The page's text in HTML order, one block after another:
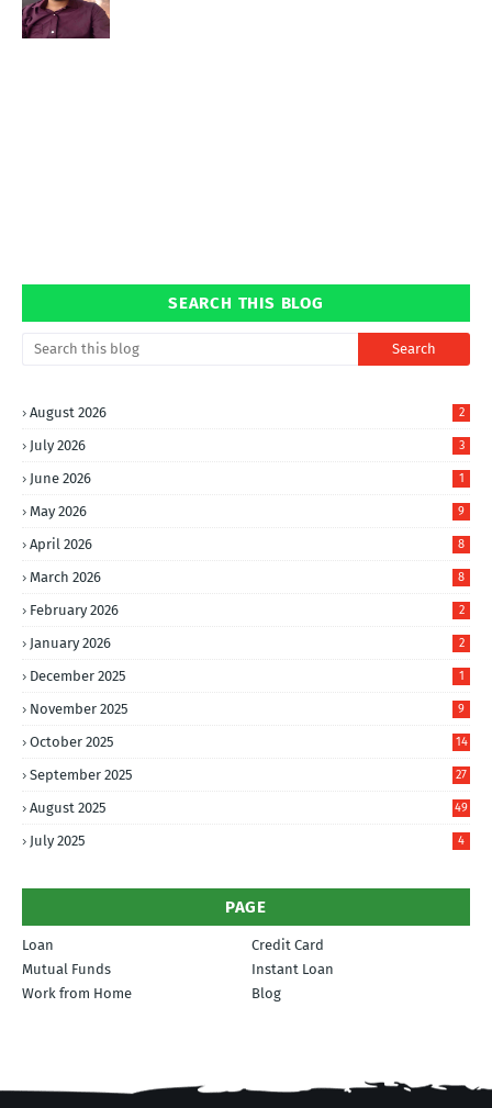
SEARCH THIS BLOG
August 2026 2
July 2026 3
June 2026 1
May 2026 9
April 2026 8
March 2026 8
February 2026 2
January 2026 2
December 2025 1
November 2025 9
October 2025 14
September 2025 27
August 2025 49
July 2025 4
PAGE
Loan
Credit Card
Mutual Funds
Instant Loan
Work from Home
Blog